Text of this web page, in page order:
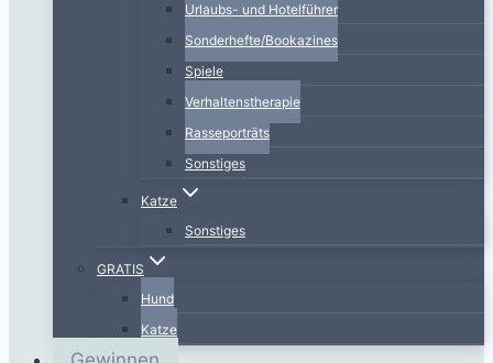
Urlaubs- und Hotelführer
Sonderhefte/Bookazines
Spiele
Verhaltenstherapie
Rasseporträts
Sonstiges
Katze
Sonstiges
GRATIS
Hund
Katze